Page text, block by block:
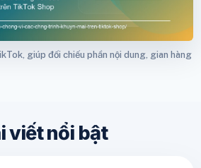
giúp đối chiếu phần nội dung, gian hàng
viết nổi bật